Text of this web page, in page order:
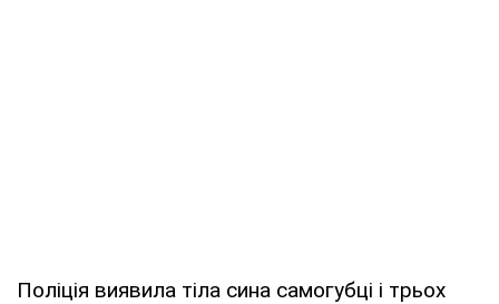
Поліція виявила тіла сина самогубці і трьох